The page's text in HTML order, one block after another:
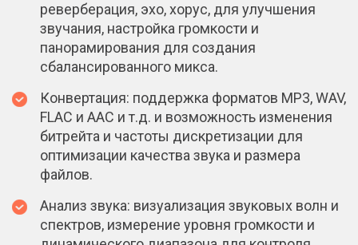
реверберация, эхо, хорус, для улучшения
звучания, настройка громкости и
панорамирования для создания
сбалансированного микса.
Конвертация: поддержка форматов MP3, WAV,
FLAC и AAC и т.д. и возможность изменения
битрейта и частоты дискретизации для
оптимизации качества звука и размера
файлов.
Анализ звука: визуализация звуковых волн и
спектров, измерение уровня громкости и